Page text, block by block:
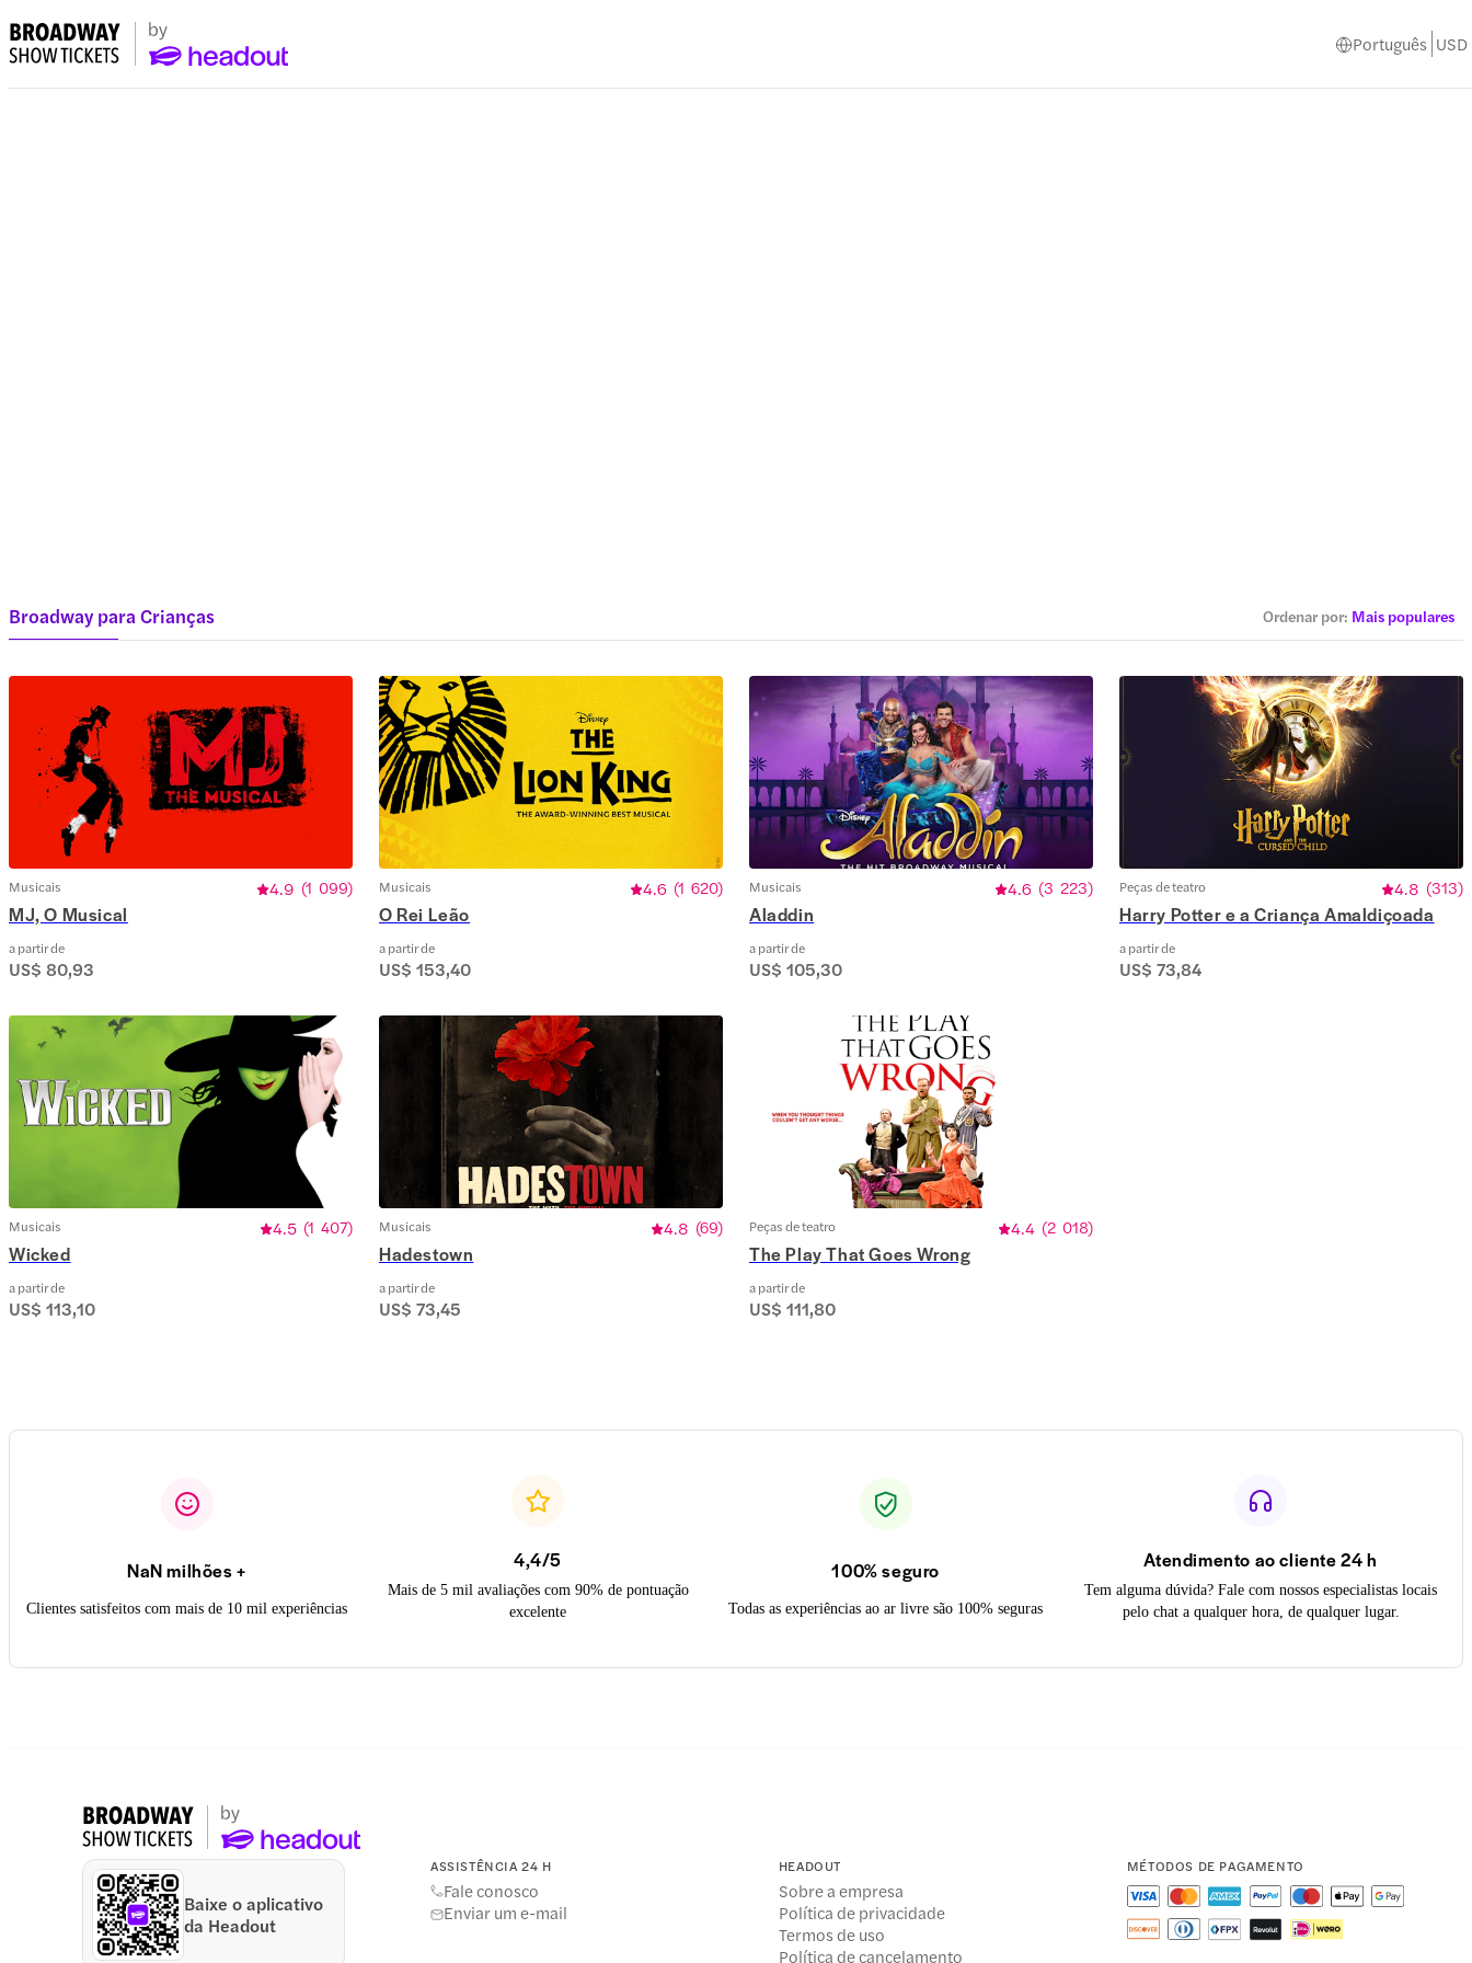
Português USD
Broadway para Crianças Ordenar por: Mais populares
Musicais 4.9 (1 099)
MJ, O Musical
a partir de
US$ 80,93
Musicais 4.6 (1 620)
O Rei Leão
a partir de
US$ 153,40
Musicais 4.6 (3 223)
Aladdin
a partir de
US$ 105,30
Peças de teatro 4.8 (313)
Harry Potter e a Criança Amaldiçoada
a partir de
US$ 73,84
Musicais 4.5 (1 407)
Wicked
a partir de
US$ 113,10
Musicais 4.8 (69)
Hadestown
a partir de
US$ 73,45
Peças de teatro 4.4 (2 018)
The Play That Goes Wrong
a partir de
US$ 111,80
NaN milhões +
Clientes satisfeitos com mais de 10 mil experiências
4,4/5
Mais de 5 mil avaliações com 90% de pontuação
excelente
100% seguro
Todas as experiências ao ar livre são 100% seguras
Atendimento ao cliente 24 h
Tem alguma dúvida? Fale com nossos especialistas locais
pelo chat a qualquer hora, de qualquer lugar.
Baixe o aplicativo
da Headout
ASSISTÊNCIA 24 H
Fale conosco
Enviar um e-mail
HEADOUT
Sobre a empresa
Política de privacidade
Termos de uso
Política de cancelamento
MÉTODOS DE PAGAMENTO